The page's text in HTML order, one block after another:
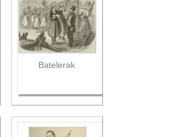
Batelerak